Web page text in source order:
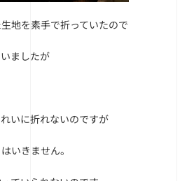
地を素手で折っていたので
ましたが
いに折れないのですが
いきません。